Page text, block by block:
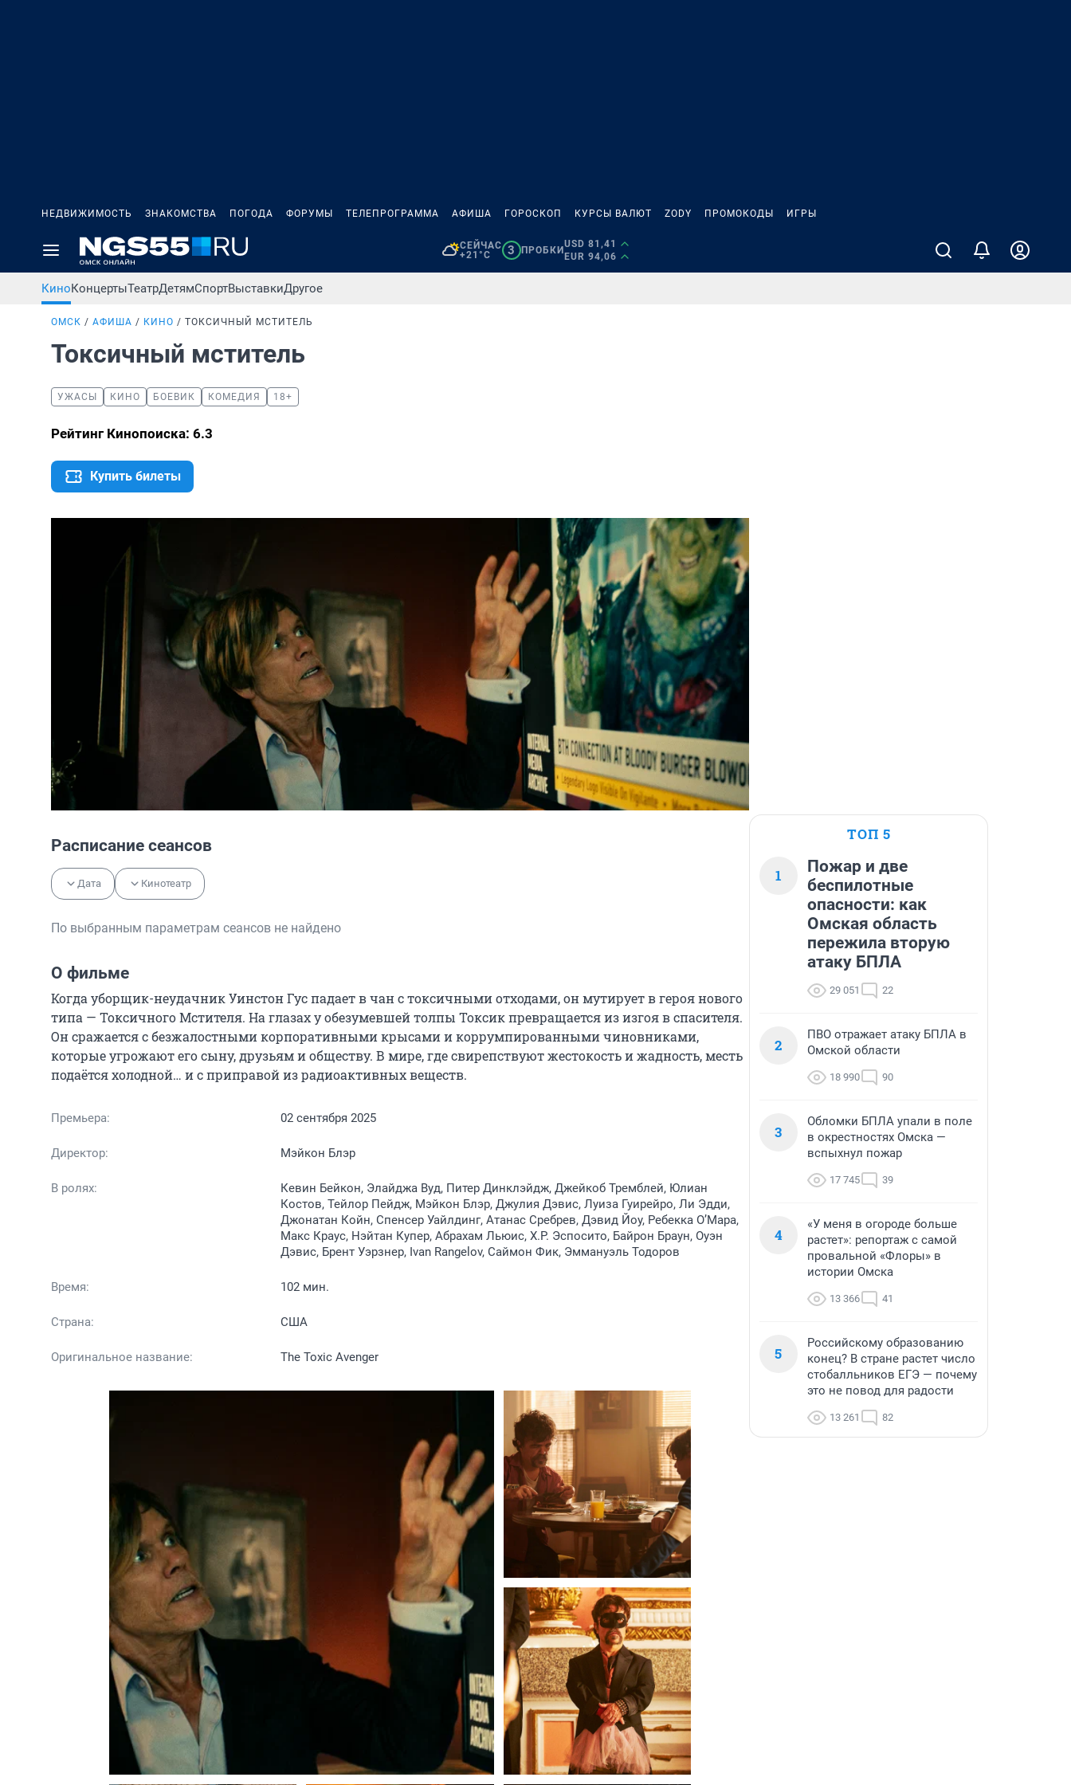
НЕДВИЖИМОСТЬ ЗНАКОМСТВА ПОГОДА ФОРУМЫ ТЕЛЕПРОГРАММА АФИША ГОРОСКОП КУРСЫ ВАЛЮТ ZODY ПРОМОКОДЫ ИГРЫ
СЕЙЧАС
+21°C
3 ПРОБКИ
USD 81,41
EUR 94,06
КиноКонцертыТеатрДетямСпортВыставкиДругое
ОМСК АФИША КИНО ТОКСИЧНЫЙ МСТИТЕЛЬ
Токсичный мститель
УЖАСЫ КИНО БОЕВИК КОМЕДИЯ 18+
Рейтинг Кинопоиска: 6.3
Купить билеты
Расписание сеансов
Дата Кинотеатр
По выбранным параметрам сеансов не найдено
О фильме
Когда уборщик-неудачник Уинстон Гус падает в чан с токсичными отходами, он мутирует в героя нового
типа — Токсичного Мстителя. На глазах у обезумевшей толпы Токсик превращается из изгоя в спасителя.
Он сражается с безжалостными корпоративными крысами и коррумпированными чиновниками,
которые угрожают его сыну, друзьям и обществу. В мире, где свирепствуют жестокость и жадность, месть
подаётся холодной… и с приправой из радиоактивных веществ.
Премьера: 02 сентября 2025
Директор: Мэйкон Блэр
В ролях:
Кевин Бейкон, Элайджа Вуд, Питер Динклэйдж, Джейкоб Тремблей, Юлиан
Костов, Тейлор Пейдж, Мэйкон Блэр, Джулия Дэвис, Луиза Гуирейро, Ли Эдди,
Джонатан Койн, Спенсер Уайлдинг, Атанас Сребрев, Дэвид Йоу, Ребекка О’Мара,
Макс Краус, Нэйтан Купер, Абрахам Льюис, Х.Р. Эспосито, Байрон Браун, Оуэн
Дэвис, Брент Уэрзнер, Ivan Rangelov, Саймон Фик, Эммануэль Тодоров
Время: 102 мин.
Страна: США
Оригинальное название: The Toxic Avenger
ТОП 5
1
Пожар и две
беспилотные
опасности: как
Омская область
пережила вторую
атаку БПЛА
29 051 22
2
ПВО отражает атаку БПЛА в
Омской области
18 990 90
3
Обломки БПЛА упали в поле
в окрестностях Омска —
вспыхнул пожар
17 745 39
4
«У меня в огороде больше
растет»: репортаж с самой
провальной «Флоры» в
истории Омска
13 366 41
5
Российскому образованию
конец? В стране растет число
стобалльников ЕГЭ — почему
это не повод для радости
13 261 82